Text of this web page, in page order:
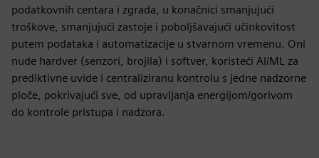
podatkovnih centara i zgrada, u konačnici smanjujući
troškove, smanjujući zastoje i poboljšavajući učinkovitost
putem podataka i automatizacije u stvarnom vremenu. Oni
nude hardver (senzori, brojila) i softver, koristeći AI/ML za
prediktivne uvide i centraliziranu kontrolu s jedne nadzorne
ploče, pokrivajući sve, od upravljanja energijom/gorivom
do kontrole pristupa i nadzora.